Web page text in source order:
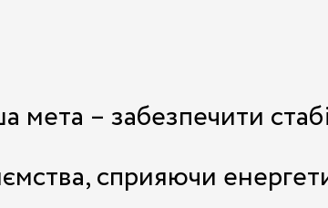
мета – забезпечити
сприяючи